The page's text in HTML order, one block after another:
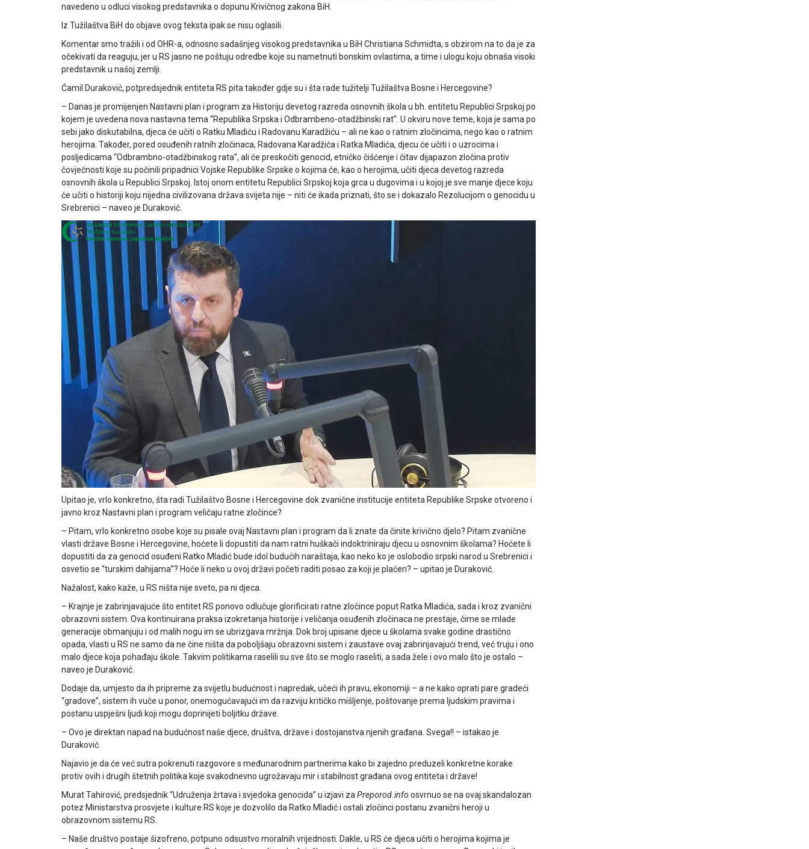
navedeno u odluci visokog predstavnika o dopunu Krivičnog zakona BiH.
Iz Tužilaštva BiH do objave ovog teksta ipak se nisu oglasili.
Komentar smo tražili i od OHR-a, odnosno sadašnjeg visokog predstavnika u BiH Christiana Schmidta, s obzirom na to da je za
očekivati da reaguju, jer u RS jasno ne poštuju odredbe koje su nametnuti bonskim ovlastima, a time i ulogu koju obnaša visoki
predstavnik u našoj zemlji.
Ćamil Duraković, potpredsjednik entiteta RS pita također gdje su i šta rade tužitelji Tužilaštva Bosne i Hercegovine?
– Danas je promijenjen Nastavni plan i program za Historiju devetog razreda osnovnih škola u bh. entitetu Republici Srpskoj po
kojem je uvedena nova nastavna tema “Republika Srpska i Odbrambeno-otadžbinski rat”. U okviru nove teme, koja je sama po
sebi jako diskutabilna, djeca će učiti o Ratku Mladiću i Radovanu Karadžiću – ali ne kao o ratnim zločincima, nego kao o ratnim
herojima. Također, pored osuđenih ratnih zločinaca, Radovana Karadžića i Ratka Mladića, djecu će učiti i o uzrocima i
posljedicama “Odbrambno-otadžbinskog rata”, ali će preskočiti genocid, etničko čišćenje i čitav dijapazon zločina protiv
čovječnosti koje su počinili pripadnici Vojske Republike Srpske o kojima će, kao o herojima, učiti djeca devetog razreda
osnovnih škola u Republici Srpskoj. Istoj onom entitetu Republici Srpskoj koja grca u dugovima i u kojoj je sve manje djece koju
će učiti o historiji koju nijedna civilizovana država svijeta nije – niti će ikada priznati, što se i dokazalo Rezolucijom o genocidu u
Srebrenici – naveo je Duraković.
Upitao je, vrlo konkretno, šta radi Tužilaštvo Bosne i Hercegovine dok zvanične institucije entiteta Republike Srpske otvoreno i
javno kroz Nastavni plan i program veličaju ratne zločince?
– Pitam, vrlo konkretno osobe koje su pisale ovaj Nastavni plan i program da li znate da činite krivično djelo? Pitam zvanične
vlasti države Bosne i Hercegovine, hoćete li dopustiti da nam ratni huškači indoktriniraju djecu u osnovnim školama? Hoćete li
dopustiti da za genocid osuđeni Ratko Mladić bude idol budućih naraštaja, kao neko ko je oslobodio srpski narod u Srebrenici i
osvetio se “turskim dahijama”? Hoće li neko u ovoj državi početi raditi posao za koji je plaćen? – upitao je Duraković.
Nažalost, kako kaže, u RS ništa nije sveto, pa ni djeca.
– Krajnje je zabrinjavajuće što entitet RS ponovo odlučuje glorificirati ratne zločince poput Ratka Mladića, sada i kroz zvanični
obrazovni sistem. Ova kontinuirana praksa izokretanja historije i veličanja osuđenih zločinaca ne prestaje, čime se mlade
generacije obmanjuju i od malih nogu im se ubrizgava mržnja. Dok broj upisane djece u školama svake godine drastično
opada, vlasti u RS ne samo da ne čine ništa da poboljšaju obrazovni sistem i zaustave ovaj zabrinjavajući trend, već truju i ono
malo djece koja pohađaju škole. Takvim politikama raselili su sve što se moglo raseliti, a sada žele i ovo malo što je ostalo –
naveo je Duraković.
Dodaje da, umjesto da ih pripreme za svijetlu budućnost i napredak, učeći ih pravu, ekonomiji – a ne kako oprati pare gradeći
“gradove”, sistem ih vuče u ponor, onemogućavajući im da razviju kritičko mišljenje, poštovanje prema ljudskim pravima i
postanu uspješni ljudi koji mogu doprinijeti boljitku države.
– Ovo je direktan napad na budućnost naše djece, društva, države i dostojanstva njenih građana. Svega!! – istakao je
Duraković.
Najavio je da će već sutra pokrenuti razgovore s međunarodnim partnerima kako bi zajedno preduzeli konkretne korake
protiv ovih i drugih štetnih politika koje svakodnevno ugrožavaju mir i stabilnost građana ovog entiteta i države!
Murat Tahirović, predsjednik “Udruženja žrtava i svjedoka genocida” u izjavi za Preporod.info osvrnuo se na ovaj skandalozan
potez Ministarstva prosvjete i kulture RS koje je dozvolilo da Ratko Mladić i ostali zločinci postanu zvanični heroji u
obrazovnom sistemu RS.
– Naše društvo postaje šizofreno, potpuno odsustvo moralnih vrijednosti. Dakle, u RS će djeca učiti o herojima kojima je